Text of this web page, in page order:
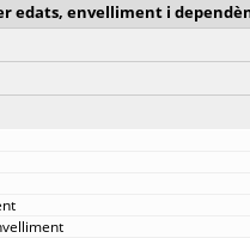
edats, envelliment i